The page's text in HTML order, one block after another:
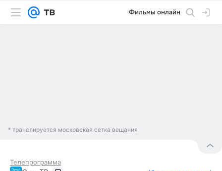
Фильмы онлайн
* транслируется московская сетка вещания
Телепрограмма